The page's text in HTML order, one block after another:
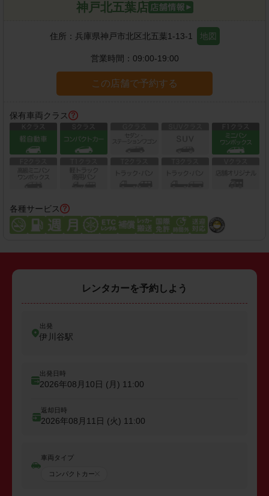
神戸北五葉店
住所： 兵庫県神戸市北区北五葉1-13-1 地図
営業時間： 09:00-19:00
この店舗で予約する
保有車両クラス
各種サービス
レンタカーを予約しよう
出発
伊川谷駅
出発日時
2026年08月10日 (月) 11:00
返却日時
2026年08月11日 (火) 11:00
車両タイプ
コンパクトカー